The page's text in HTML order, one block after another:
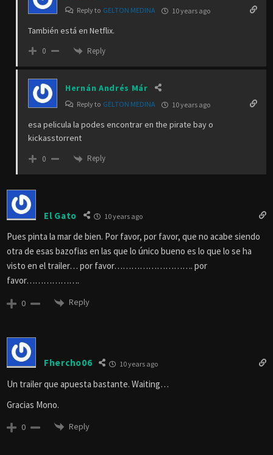
Reply to GELTON MEDINA 10 years ago
También está en Netflix.
0 Reply
Hernán Andrés Már
Reply to GELTON MEDINA 10 years ago
esa pelicula la podes encontrar en the pirate bay o
kickasstorrent
0 Reply
El Gato 10 years ago
Pues pinta la mar de bien. Por favor, por favor, que no acabe siendo
otra de esas bazofias en las que lo único bueno es lo que lo se ha
visto en el trailer… por favor………………………. por
favor……………….
0 Reply
Fhercho06 10 years ago
Un trailer que apuesta bastante. Waiting…
Gracias Mono.
0 Reply